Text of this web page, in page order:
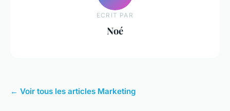
ECRIT PAR
Noé
← Voir tous les articles Marketing